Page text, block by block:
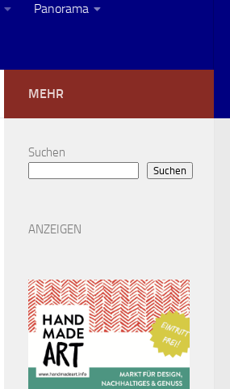
Panorama
MEHR
Suchen
Suchen
ANZEIGEN